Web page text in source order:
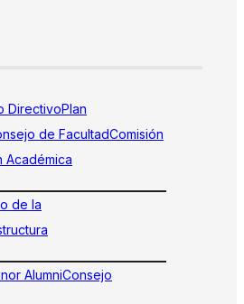
DirectivoPlan
de FacultadComisión
Académica
de la
AlumniConsejo